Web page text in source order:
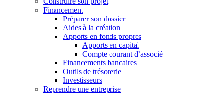
Financement
Préparer son dossier
Aides à la création
Apports en fonds propres
Apports en capital
Compte courant d’associé
Financements bancaires
Outils de trésorerie
Investisseurs
Reprendre une entreprise